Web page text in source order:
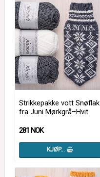
Strikkepakke vott Snøflak
fra Juni Mørkgrå–Hvit
281 NOK
KJØP…